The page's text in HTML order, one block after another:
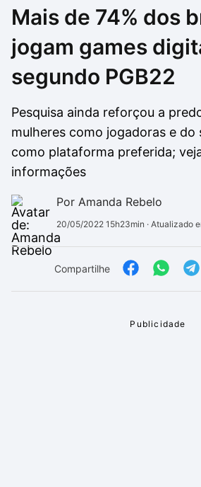
Mais de 74% dos
jogam games
segundo PGB22
Pesquisa ainda reforçou a
mulheres como jogadoras e
como plataforma preferida;
informações
Por Amanda Rebelo
20/05/2022 15h23min · Atualizado
Compartilhe